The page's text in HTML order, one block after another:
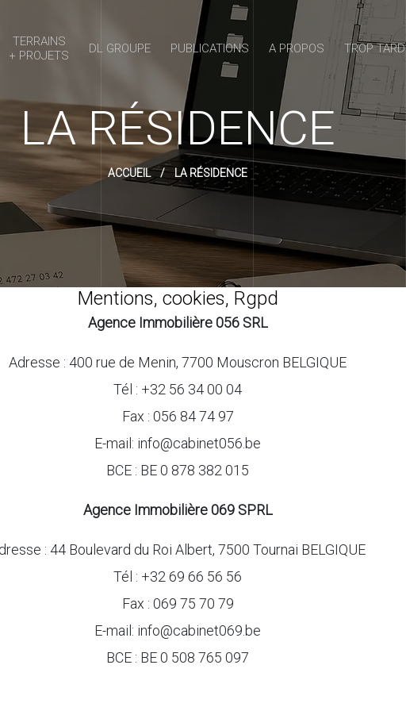
TERRAINS
+ PROJETS
DL GROUPE PUBLICATIONS A PROPOS TROP TARD
LA RÉSIDENCE
ACCUEIL / LA RÉSIDENCE
Mentions, cookies, Rgpd
Agence Immobilière 056 SRL
Adresse : 400 rue de Menin, 7700 Mouscron BELGIQUE
Tél : +32 56 34 00 04
Fax : 056 84 74 97
E-mail: info@cabinet056.be
BCE : BE 0 878 382 015
Agence Immobilière 069 SPRL
: 44 Boulevard du Roi Albert, 7500 Tournai BELGIQUE
Tél : +32 69 66 56 56
Fax : 069 75 70 79
E-mail: info@cabinet069.be
BCE : BE 0 508 765 097